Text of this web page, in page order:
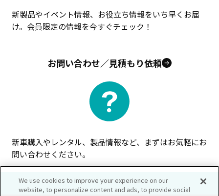
新製品やイベント情報、お役立ち情報をいち早くお届
け。会員限定の情報を今すぐチェック！
お問い合わせ／見積もり依頼
新車購入やレンタル、製品情報など、まずはお気軽にお
問い合わせください。
We use cookies to improve your experience on our
website, to personalize content and ads, to provide social